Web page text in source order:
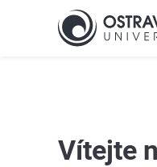
Přejít k hlavnímu obsahu
Vítejte